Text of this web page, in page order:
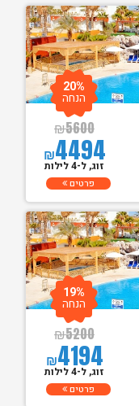
₪5600
₪4494
20%
הנחה
זוג, ל-4 לילות
פרטים
₪5200
₪4194
19%
הנחה
זוג, ל-4 לילות
פרטים